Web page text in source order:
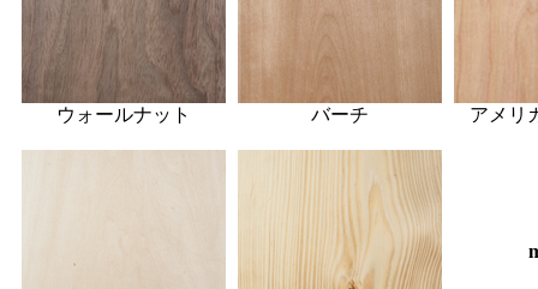
ウォールナット バーチ アメリ